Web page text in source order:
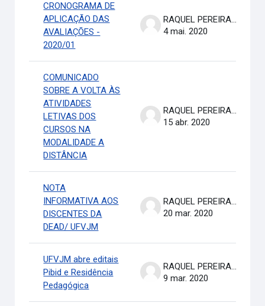
CRONOGRAMA DE
APLICAÇÃO DAS
AVALIAÇÕES -
2020/01
RAQUEL PEREIRA DE ARRUDA
4 mai. 2020
COMUNICADO
SOBRE A VOLTA ÀS
ATIVIDADES
LETIVAS DOS
CURSOS NA
MODALIDADE A
DISTÂNCIA
RAQUEL PEREIRA DE ARRUDA
15 abr. 2020
NOTA
INFORMATIVA AOS
DISCENTES DA
DEAD/ UFVJM
RAQUEL PEREIRA DE ARRUDA
20 mar. 2020
UFVJM abre editais
Pibid e Residência
Pedagógica
RAQUEL PEREIRA DE ARRUDA
9 mar. 2020